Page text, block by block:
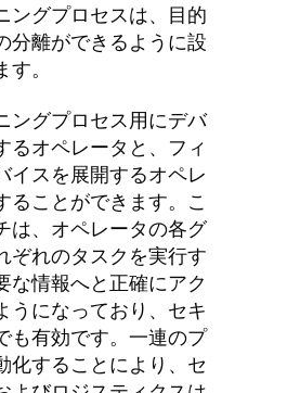
ングプロセスは、目的
分離ができるように設
。
ングプロセス用にデバ
るオペレータと、フィ
イスを展開するオペレ
ることができます。こ
は、オペレータの各グ
ぞれのタスクを実行す
な情報へと正確にアク
うになっており、セキ
も有効です。一連のプ
化することにより、セ